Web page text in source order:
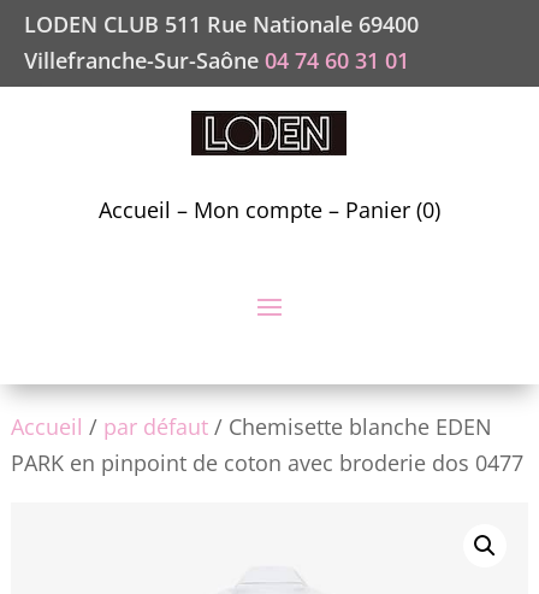
LODEN CLUB 511 Rue Nationale 69400
Villefranche-Sur-Saône 04 74 60 31 01
Accueil – Mon compte– Panier (0)
Accueil / par défaut/ Chemisette blanche EDEN
PARK en pinpoint de coton avec broderie dos 0477